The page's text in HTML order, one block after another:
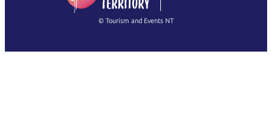
Français
繁體中文
© Tourism and Events NT